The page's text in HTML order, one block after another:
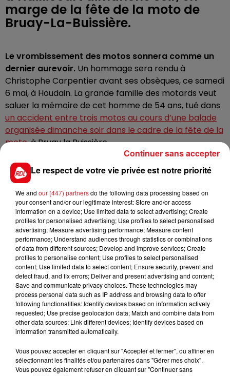
marge de la fête de la moto de
Bruay-La-Buissière.
Le vrombissement des motos sonnera comme un
dernier aurevoir. Un hommage sera rendu à
Christophe Carpentier avant ses obsèques, ce samedi
6 mai, à Houdain. La grande famille des motards veut
saluer la mémoire de cet homme de 54 ans, tué dans
un accident entre trois motos au cours d’une balade
organisée dimanche soir dans le cadre de la fête de la
moto, à Bruay la Buissière.
Christophe Carpentier, membre du club de Moto du
Bourg à Houdain, assurait la sécurité de l'événement. Il
n’a pas survécu à une collision provoquée par un autre
motard de 26 ans qui a succombé à ses blessures à
l’hôpital.
Selonla Voix du Nord, les motards ont rendez-vous à
9h45, place des martyrs. Ils suivront le cortège
funéraire pour se rendre à la cérémonie.
FIL D'ACTUS
Le respect de votre vie privée est notre priorité
We and our (447) partnersdo the following data processing based on
your consent and/or our legitimate interest: Store and/or access
information on a device; Use limited data to select advertising; Create
profiles for personalised advertising; Use profiles to select personalised
advertising; Measure advertising performance; Measure content
performance; Understand audiences through statistics or combinations
of data from different sources; Develop and improve services; Create
profiles to personalise content; Use profiles to select personalised
content; Use limited data to select content; Ensure security, prevent and
detect fraud, and fix errors; Deliver and present advertising and content;
Save and communicate privacy choices. These technologies may
process personal data such as IP address and browsing data to offer
following functionalities: Identify devices based on information actively
requested; Use precise geolocation data; Match and combine data from
other data sources; Link different devices; Identify devices based on
information transmitted automatically.
Vous pouvez accepter en cliquant sur "Accepter et fermer", ou affiner en
sélectionnant les finalités et/ou partenaires dans "Gérer mes choix".
Vous pouvez également refuser en cliquant sur "Continuer sans
Continuer sans accepter